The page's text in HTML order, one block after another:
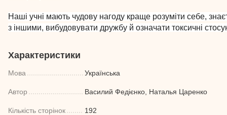
Наші учні мають чудову нагоду краще розуміти себе,
з іншими, вибудовувати дружбу й означати токсичні
Характеристики
Мова Українська
Автор Василий Федієнко, Наталья Царенко
Кількість сторінок 192